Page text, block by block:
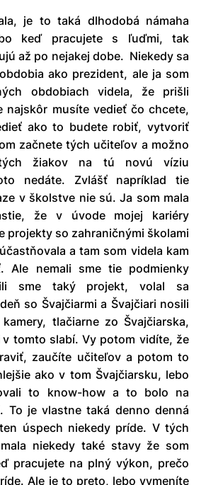
je to taká dlhodobá námaha
keď pracujete s ľuďmi, tak
až po nejakej dobe. Niekedy sa
ako prezident, ale ja som
obdobiach videla, že prišli
najskôr musíte vedieť čo chcete,
ako to budete robiť, vytvoriť
začnete tých učiteľov a možno
žiakov na tú novú víziu
nedáte. Zvlášť napríklad tie
v školstve nie sú. Ja som mala
že v úvode mojej kariéry
projekty so zahraničnými školami
a tam som videla kam
Ale nemali sme tie podmienky
sme taký projekt, volal sa
so Švajčiarmi a Švajčiari nosili
tlačiarne zo Švajčiarska,
v tomto slabí. Vy potom vidíte, že
zaučíte učiteľov a potom to
ako v tom Švajčiarsku, lebo
to know-how a to bolo na
To je vlastne taká denno denná
úspech niekedy príde. V tých
niekedy také stavy že som
pracujete na plný výkon, prečo
Ale je to preto, lebo vymeníte